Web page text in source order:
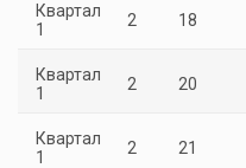
Квартал
1
2 18
Квартал
1
2 20
Квартал
1
2 21